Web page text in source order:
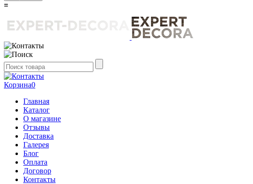
≡
Корзина0
Главная
Каталог
О магазине
Отзывы
Доставка
Галерея
Блог
Оплата
Договор
Контакты